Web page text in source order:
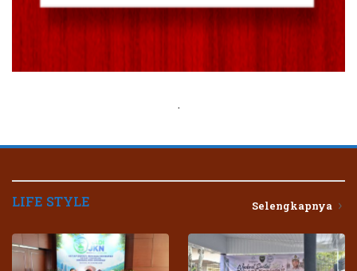
.
LIFE STYLE Selengkapnya